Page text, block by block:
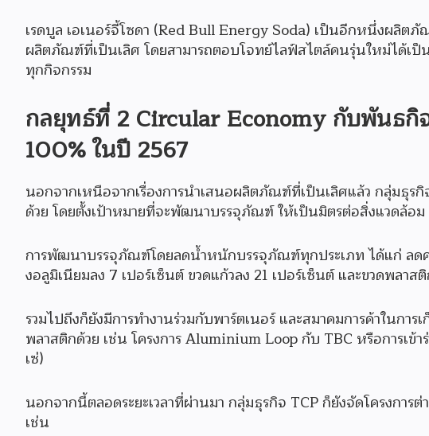
เรดบูล เอเนอร์จี้โซดา (Red Bull Energy Soda) เป็นอีกหนึ่งผลิต
ผลิตภัณฑ์ที่เป็นเลิศ โดยสามารถตอบโจทย์ไลฟ์สไตล์คนรุ่นใหม่ได้เป็
ทุกกิจกรรม
กลยุทธ์ที่ 2 Circular Economy กับพันธกิ
100% ในปี 2567
นอกจากเหนือจากเรื่องการนำเสนอผลิตภัณฑ์ที่เป็นเลิศแล้ว กลุ่มธุร
ด้วย โดยตั้งเป้าหมายที่จะพัฒนาบรรจุภัณฑ์ ให้เป็นมิตรต่อสิ่งแวดล้อม
การพัฒนาบรรจุภัณฑ์โดยลดน้ำหนักบรรจุภัณฑ์ทุกประเภท ได้แก่ ลดค
งอลูมิเนียมลง 7 เปอร์เซ็นต์ ขวดแก้วลง 21 เปอร์เซ็นต์ และขวดพลาส
รวมไปถึงก็ยังมีการทำงานร่วมกับพาร์ตเนอร์ และสมาคมการค้าในก
พลาสติกด้วย เช่น โครงการ Aluminium Loop กับ TBC หรือการเข้
เซ่)
นอกจากนี้ตลอดระยะเวลาที่ผ่านมา กลุ่มธุรกิจ TCP ก็ยังจัดโครงการ
เช่น